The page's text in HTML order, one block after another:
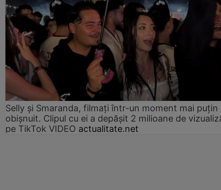
Selly și Smaranda, filmați într-un moment mai puțin
obișnuit. Clipul cu ei a depășit 2 milioane de
pe TikTok VIDEO actualitate.net